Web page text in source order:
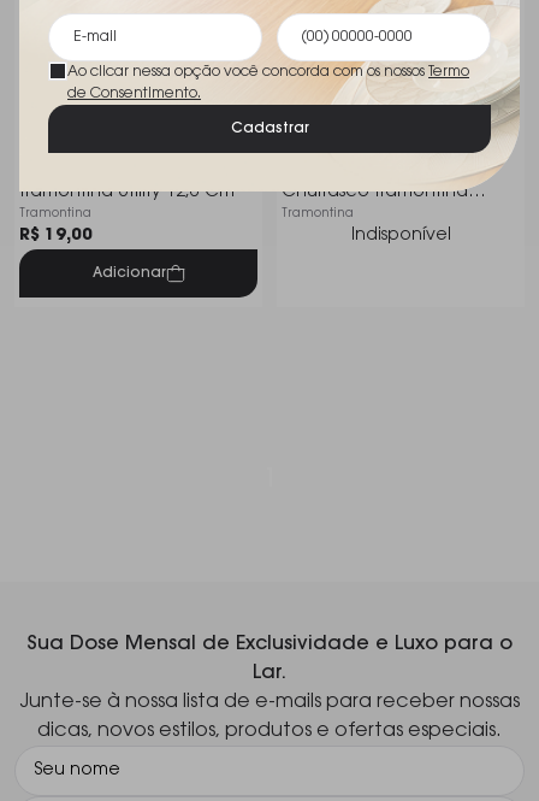
Ao clicar nessa opção você concorda com os nossos Termo
de Consentimento.
Cadastrar
Tramontina Utility 12,6 Cm
Tramontina
R$ 19,00
Adicionar
Churrasco Tramontina
Polywood Modelo 3
Tramontina
Indisponível
Sua Dose Mensal de Exclusividade e Luxo para o
Lar.
Junte-se à nossa lista de e-mails para receber nossas
dicas, novos estilos, produtos e ofertas especiais.